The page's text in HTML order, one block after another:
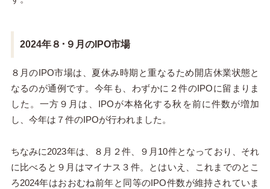
2024年８･９月のIPO市場
８月のIPO市場は、夏休み時期と重なるため開店休業状態と
なるのが通例です。今年も、わずかに２件のIPOに留まりま
した。一方９月は、IPOが本格化する秋を前に件数が増加
し、今年は７件のIPOが行われました。
ちなみに2023年は、８月２件、９月10件となっており、それ
に比べると９月はマイナス３件。とはいえ、これまでのとこ
ろ2024年はおおむね前年と同等のIPO件数が維持されていま